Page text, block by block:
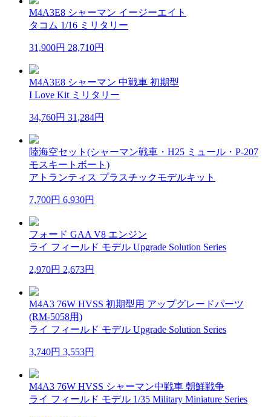
M4A3E8 シャーマン イージーエイト
タコム 1/16 ミリタリー
31,900円 28,710円
M4A3E8 シャーマン 中戦車 初期型
I Love Kit ミリタリー
34,760円 31,284円
陸海空セット(シャーマン戦車・H25 ミュール・P-207
モスキートボート)
アトランティス プラスチックモデルキット
7,700円 6,930円
フォード GAA V8 エンジン
ライ フィールド モデル Upgrade Solution Series
2,970円 2,673円
M4A3 76W HVSS 初期型用 アップグレードパーツ
(RM-5058用)
ライ フィールド モデル Upgrade Solution Series
3,740円 3,553円
M4A3 76W HVSS シャーマン中戦車 朝鮮戦争
ライ フィールド モデル 1/35 Military Miniature Series